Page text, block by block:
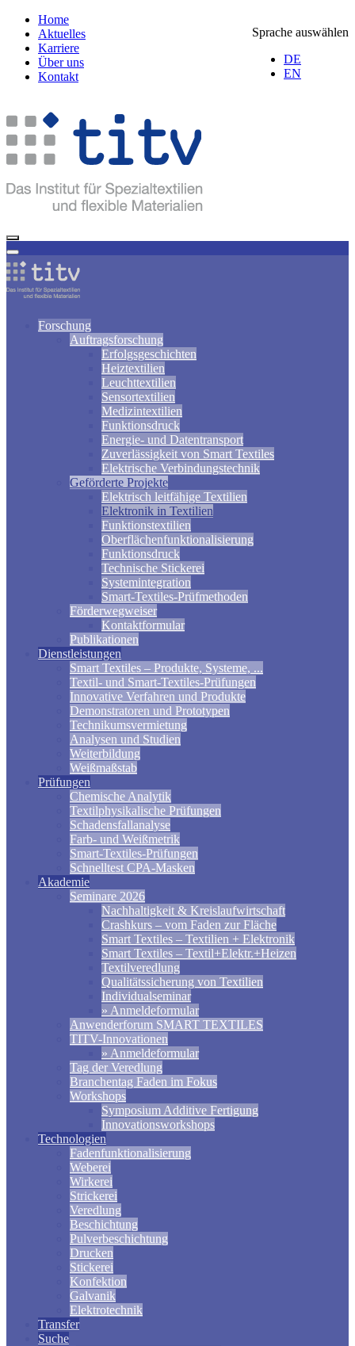
Sprache auswählen
DE
EN
Home
Aktuelles
Karriere
Über uns
Kontakt
Forschung
Auftragsforschung
Erfolgsgeschichten
Heiztextilien
Leuchttextilien
Sensortextilien
Medizintextilien
Funktionsdruck
Energie- und Datentransport
Zuverlässigkeit von Smart Textiles
Elektrische Verbindungstechnik
Geförderte Projekte
Elektrisch leitfähige Textilien
Elektronik in Textilien
Funktionstextilien
Oberflächenfunktionalisierung
Funktionsdruck
Technische Stickerei
Systemintegration
Smart-Textiles-Prüfmethoden
Förderwegweiser
Kontaktformular
Publikationen
Dienstleistungen
Smart Textiles – Produkte, Systeme, ...
Textil- und Smart-Textiles-Prüfungen
Innovative Verfahren und Produkte
Demonstratoren und Prototypen
Technikumsvermietung
Analysen und Studien
Weiterbildung
Weißmaßstab
Prüfungen
Chemische Analytik
Textilphysikalische Prüfungen
Schadensfallanalyse
Farb- und Weißmetrik
Smart-Textiles-Prüfungen
Schnelltest CPA-Masken
Akademie
Seminare 2026
Nachhaltigkeit & Kreislaufwirtschaft
Crashkurs – vom Faden zur Fläche
Smart Textiles – Textilien + Elektronik
Smart Textiles – Textil+Elektr.+Heizen
Textilveredlung
Qualitätssicherung von Textilien
Individualseminar
» Anmeldeformular
Anwenderforum SMART TEXTILES
TITV-Innovationen
» Anmeldeformular
Tag der Veredlung
Branchentag Faden im Fokus
Workshops
Symposium Additive Fertigung
Innovationsworkshops
Technologien
Fadenfunktionalisierung
Weberei
Wirkerei
Strickerei
Veredlung
Beschichtung
Pulverbeschichtung
Drucken
Stickerei
Konfektion
Galvanik
Elektrotechnik
Transfer
Suche